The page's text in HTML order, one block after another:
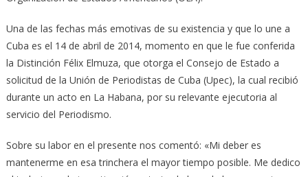
Una de las fechas más emotivas de su existencia y que lo une a
Cuba es el 14 de abril de 2014, momento en que le fue conferida
la Distinción Félix Elmuza, que otorga el Consejo de Estado a
solicitud de la Unión de Periodistas de Cuba (Upec), la cual recibió
durante un acto en La Habana, por su relevante ejecutoria al
servicio del Periodismo.
Sobre su labor en el presente nos comentó: «Mi deber es
mantenerme en esa trinchera el mayor tiempo posible. Me dedico